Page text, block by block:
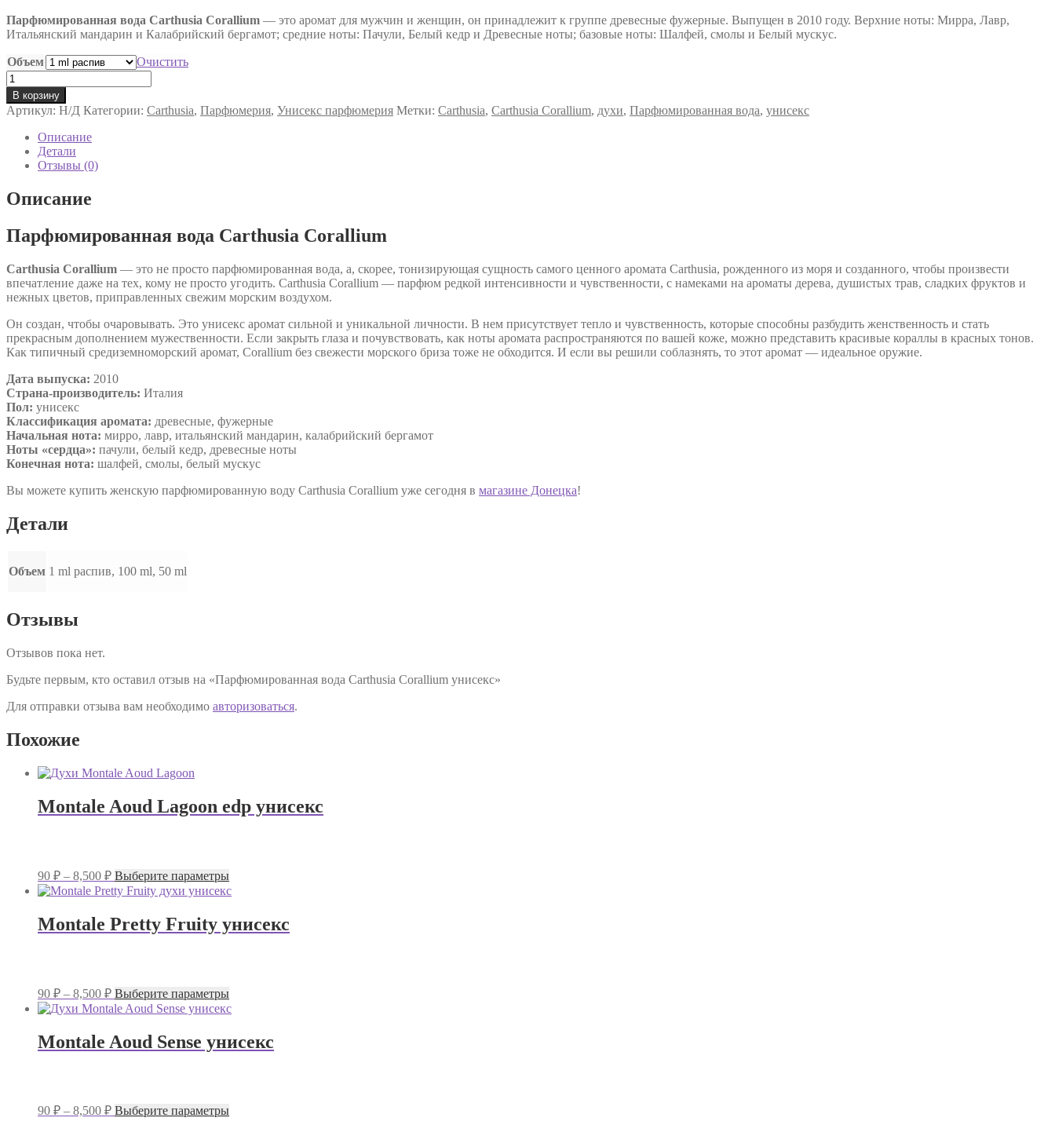
80 ₽
–
Парфюмированная вода Carthusia Corallium — это аромат для мужчин и женщин, он принадлежит к группе древесные фужерные. Выпущен в 2010 году. Верхние ноты: Мирра, Лавр,
Итальянский мандарин и Калабрийский бергамот; средние ноты: Пачули, Белый кедр и Древесные ноты; базовые ноты: Шалфей, cмолы и Белый мускус.
Объем
Очистить
Количество
товара
Парфюмированная
вода
Carthusia
Corallium
унисекс
В корзину
Артикул: Н/Д Категории: Carthusia, Парфюмерия, Унисекс парфюмерия Метки: Carthusia, Carthusia Corallium, духи, Парфюмированная вода, унисекс
Описание
Детали
Отзывы (0)
Описание
Парфюмированная вода Carthusia Corallium
Carthusia Corallium — это не просто парфюмированная вода, а, скорее, тонизирующая сущность самого ценного аромата Carthusia, рожденного из моря и созданного, чтобы произвести
впечатление даже на тех, кому не просто угодить. Carthusia Corallium — парфюм редкой интенсивности и чувственности, с намеками на ароматы дерева, душистых трав, сладких фруктов и
нежных цветов, приправленных свежим морским воздухом.
Он создан, чтобы очаровывать. Это унисекс аромат сильной и уникальной личности. В нем присутствует тепло и чувственность, которые способны разбудить женственность и стать
прекрасным дополнением мужественности. Если закрыть глаза и почувствовать, как ноты аромата распространяются по вашей коже, можно представить красивые кораллы в красных тонов.
Как типичный средиземноморский аромат, Corallium без свежести морского бриза тоже не обходится. И если вы решили соблазнять, то этот аромат — идеальное оружие.
Дата выпуска: 2010
Страна-производитель: Италия
Пол: унисекс
Классификация аромата: древесные, фужерные
Начальная нота: мирро, лавр, итальянский мандарин, калабрийский бергамот
Ноты «сердца»: пачули, белый кедр, древесные ноты
Конечная нота: шалфей, cмолы, белый мускус
Вы можете купить женскую парфюмированную воду Carthusia Corallium уже сегодня в магазине Донецка!
Детали
Объем 1 ml распив, 100 ml, 50 ml
Отзывы
Отзывов пока нет.
Будьте первым, кто оставил отзыв на «Парфюмированная вода Carthusia Corallium унисекс»
Для отправки отзыва вам необходимо авторизоваться.
Похожие
Montale Aoud Lagoon edp унисекс
90 ₽ – 8,500 ₽Диапазон
цен:
–
8,500 ₽
Выберите параметрыЭтот
товар
имеет
вариаций.
странице
товара.
Montale Pretty Fruity унисекс
90 ₽ – 8,500 ₽Диапазон
цен:
–
8,500 ₽
Выберите параметрыЭтот
товар
имеет
вариаций.
странице
Montale Aoud Sense унисекс
90 ₽ – 8,500 ₽Диапазон
Выберите параметрыЭтот